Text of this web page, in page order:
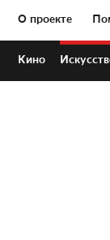
О проекте
Кино